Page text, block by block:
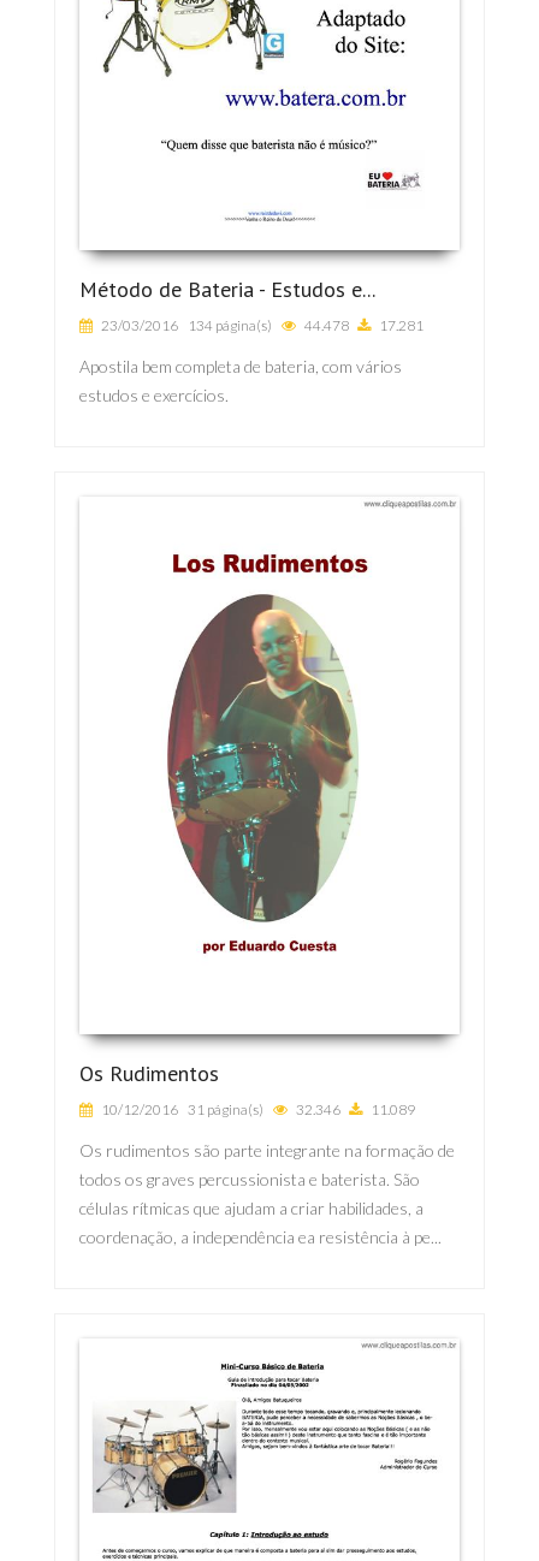
Método de Bateria - Estudos e...
23/03/2016 134 página(s) 44.478 17.281
Apostila bem completa de bateria, com vários
estudos e exercícios.
Os Rudimentos
10/12/2016 31 página(s) 32.346 11.089
Os rudimentos são parte integrante na formação de
todos os graves percussionista e baterista. São
células rítmicas que ajudam a criar habilidades, a
coordenação, a independência ea resistência à pe...